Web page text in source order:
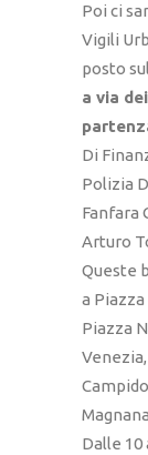
Poi ci
Vigili
posto
a via
Di
Polizia
Fanfara
Arturo
Queste
a Piazza
Piazza
Dalle 10